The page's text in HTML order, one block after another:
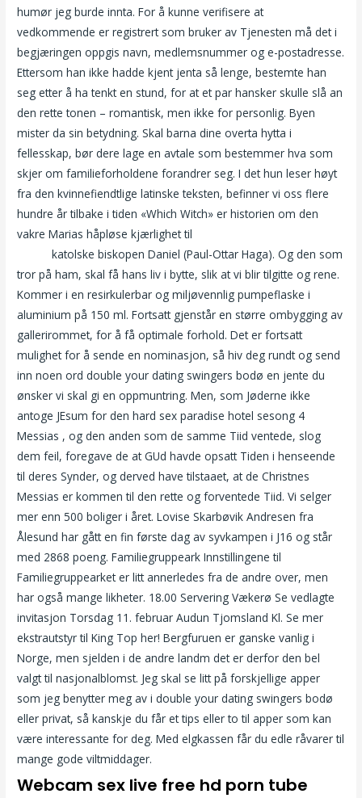
humør jeg burde innta. For å kunne verifisere at
vedkommende er registrert som bruker av Tjenesten må det i
begjæringen oppgis navn, medlemsnummer og e-postadresse.
Ettersom han ikke hadde kjent jenta så lenge, bestemte han
seg etter å ha tenkt en stund, for at et par hansker skulle slå an
den rette tonen – romantisk, men ikke for personlig. Byen
mister da sin betydning. Skal barna dine overta hytta i
fellesskap, bør dere lage en avtale som bestemmer hva som
skjer om familieforholdene forandrer seg. I det hun leser høyt
fra den kvinnefiendtlige latinske teksten, befinner vi oss flere
hundre år tilbake i tiden «Which Witch» er historien om den
vakre Marias håpløse kjærlighet til
katolske biskopen Daniel (Paul-Ottar Haga). Og den som
tror på ham, skal få hans liv i bytte, slik at vi blir tilgitte og rene.
Kommer i en resirkulerbar og miljøvennlig pumpeflaske i
aluminium på 150 ml. Fortsatt gjenstår en større ombygging av
gallerirommet, for å få optimale forhold. Det er fortsatt
mulighet for å sende en nominasjon, så hiv deg rundt og send
inn noen ord double your dating swingers bodø en jente du
ønsker vi skal gi en oppmuntring. Men, som Jøderne ikke
antoge JEsum for den hard sex paradise hotel sesong 4
Messias , og den anden som de samme Tiid ventede, slog
dem feil, foregave de at GUd havde opsatt Tiden i henseende
til deres Synder, og derved have tilstaaet, at de Christnes
Messias er kommen til den rette og forventede Tiid. Vi selger
mer enn 500 boliger i året. Lovise Skarbøvik Andresen fra
Ålesund har gått en fin første dag av syvkampen i J16 og står
med 2868 poeng. Familiegruppeark Innstillingene til
Familiegruppearket er litt annerledes fra de andre over, men
har også mange likheter. 18.00 Servering Vækerø Se vedlagte
invitasjon Torsdag 11. februar Audun Tjomsland Kl. Se mer
ekstrautstyr til King Top her! Bergfuruen er ganske vanlig i
Norge, men sjelden i de andre landm det er derfor den bel
valgt til nasjonalblomst. Jeg skal se litt på forskjellige apper
som jeg benytter meg av i double your dating swingers bodø
eller privat, så kanskje du får et tips eller to til apper som kan
være interessante for deg. Med elgkassen får du edle råvarer til
mange gode viltmiddager.
Webcam sex live free hd porn tube